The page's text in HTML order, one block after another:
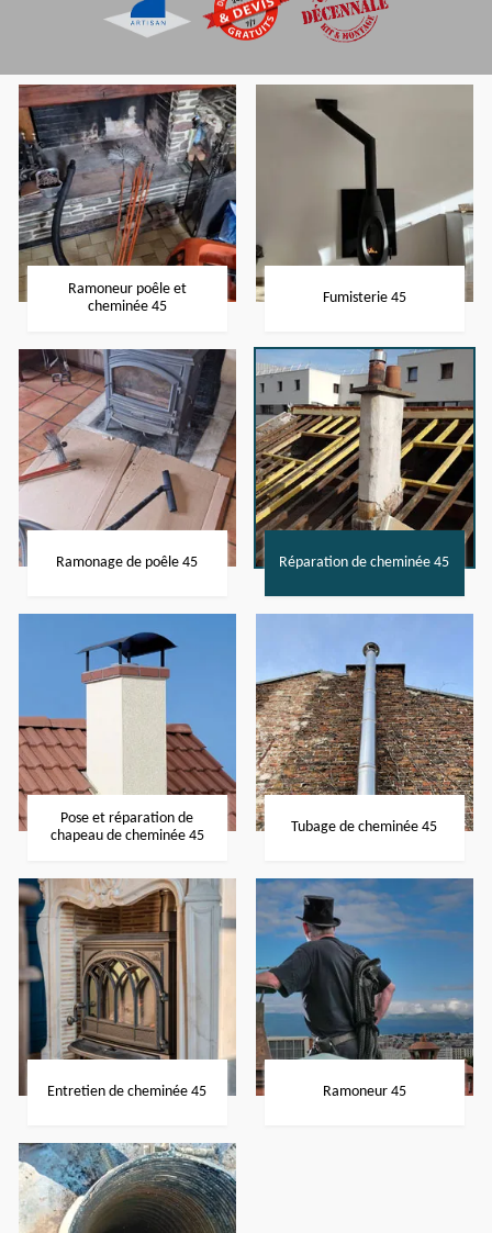
Ramoneur poêle et
cheminée 45
Fumisterie 45
Ramonage de poêle 45 Réparation de cheminée 45
Pose et réparation de
chapeau de cheminée 45
Tubage de cheminée 45
Entretien de cheminée 45 Ramoneur 45